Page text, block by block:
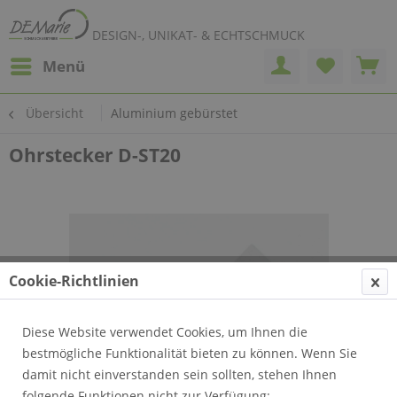
DESIGN-, UNIKAT- & ECHTSCHMUCK
Menü
Übersicht Aluminium gebürstet
Ohrstecker D-ST20
Cookie-Richtlinien
Diese Website verwendet Cookies, um Ihnen die
bestmögliche Funktionalität bieten zu können. Wenn Sie
damit nicht einverstanden sein sollten, stehen Ihnen